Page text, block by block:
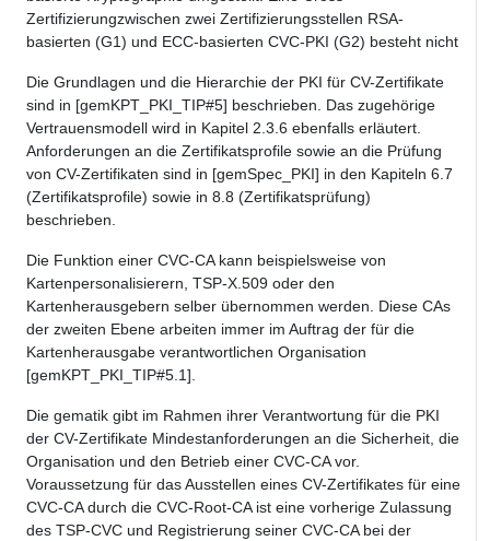
Zertifizierungzwischen zwei Zertifizierungsstellen RSA-
basierten (G1) und ECC-basierten CVC-PKI (G2) besteht nicht
Die Grundlagen und die Hierarchie der PKI für CV-Zertifikate
sind in [gemKPT_PKI_TIP#5] beschrieben. Das zugehörige
Vertrauensmodell wird in Kapitel 2.3.6 ebenfalls erläutert.
Anforderungen an die Zertifikatsprofile sowie an die Prüfung
von CV-Zertifikaten sind in [gemSpec_PKI] in den Kapiteln 6.7
(Zertifikatsprofile) sowie in 8.8 (Zertifikatsprüfung)
beschrieben.
Die Funktion einer CVC-CA kann beispielsweise von
Kartenpersonalisierern, TSP-X.509 oder den
Kartenherausgebern selber übernommen werden. Diese CAs
der zweiten Ebene arbeiten immer im Auftrag der für die
Kartenherausgabe verantwortlichen Organisation
[gemKPT_PKI_TIP#5.1].
Die gematik gibt im Rahmen ihrer Verantwortung für die PKI
der CV-Zertifikate Mindestanforderungen an die Sicherheit, die
Organisation und den Betrieb einer CVC-CA vor.
Voraussetzung für das Ausstellen eines CV-Zertifikates für eine
CVC-CA durch die CVC-Root-CA ist eine vorherige Zulassung
des TSP-CVC und Registrierung seiner CVC-CA bei der